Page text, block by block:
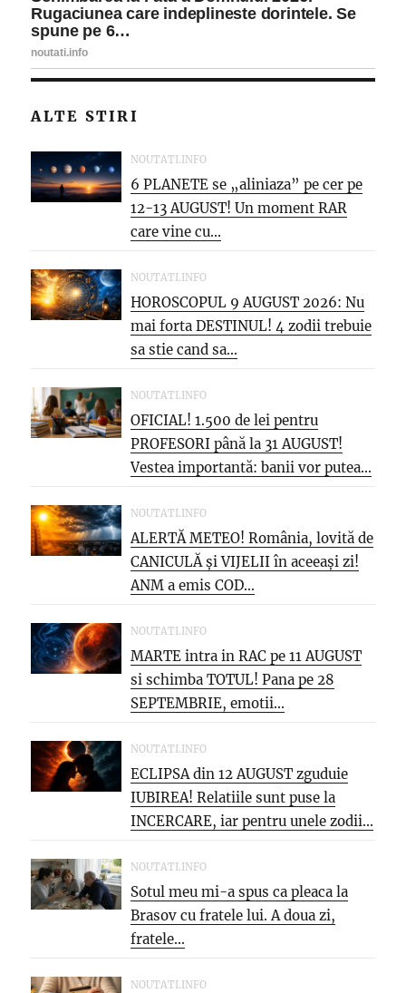
ALTE STIRI
NOUTATI.INFO
6 PLANETE se „aliniaza” pe cer pe
12-13 AUGUST! Un moment RAR
care vine cu...
NOUTATI.INFO
HOROSCOPUL 9 AUGUST 2026: Nu
mai forta DESTINUL! 4 zodii trebuie
sa stie cand sa...
NOUTATI.INFO
OFICIAL! 1.500 de lei pentru
PROFESORI până la 31 AUGUST!
Vestea importantă: banii vor putea...
NOUTATI.INFO
ALERTĂ METEO! România, lovită de
CANICULĂ și VIJELII în aceeași zi!
ANM a emis COD...
NOUTATI.INFO
MARTE intra in RAC pe 11 AUGUST
si schimba TOTUL! Pana pe 28
SEPTEMBRIE, emotii...
NOUTATI.INFO
ECLIPSA din 12 AUGUST zguduie
IUBIREA! Relatiile sunt puse la
INCERCARE, iar pentru unele zodii...
NOUTATI.INFO
Sotul meu mi-a spus ca pleaca la
Brasov cu fratele lui. A doua zi,
fratele...
NOUTATI.INFO